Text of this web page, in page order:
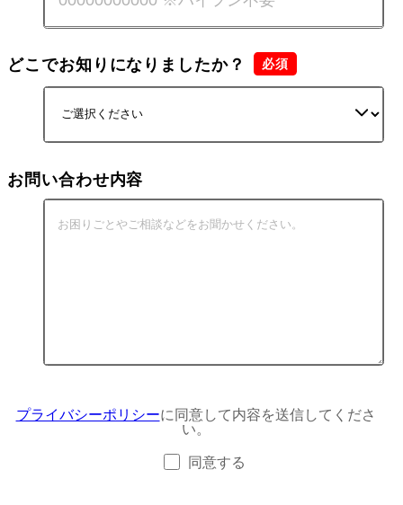
どこでお知りになりましたか？
お問い合わせ内容
プライバシーポリシーに同意して内容を送信してくださ
い。
同意する